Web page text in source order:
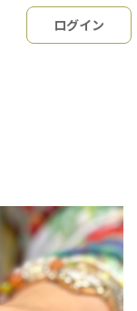
ログイン